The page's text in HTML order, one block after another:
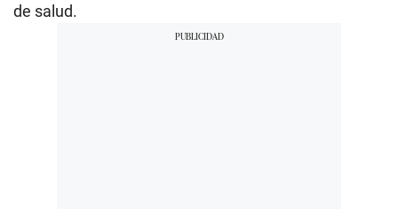
de salud.